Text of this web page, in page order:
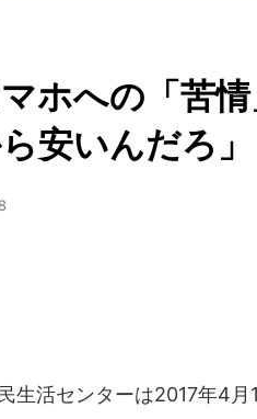
ホへの「苦
ら安いんだろ」
生活センターは2017年4月